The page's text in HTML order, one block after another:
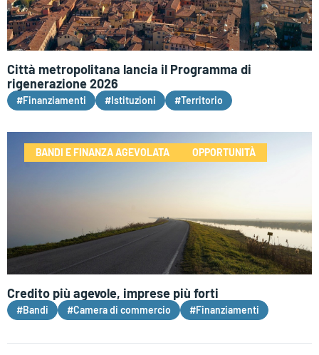
Città metropolitana lancia il Programma di
rigenerazione 2026
#Finanziamenti #Istituzioni #Territorio
BANDI E FINANZA AGEVOLATA OPPORTUNITÀ
Credito più agevole, imprese più forti
#Bandi #Camera di commercio #Finanziamenti